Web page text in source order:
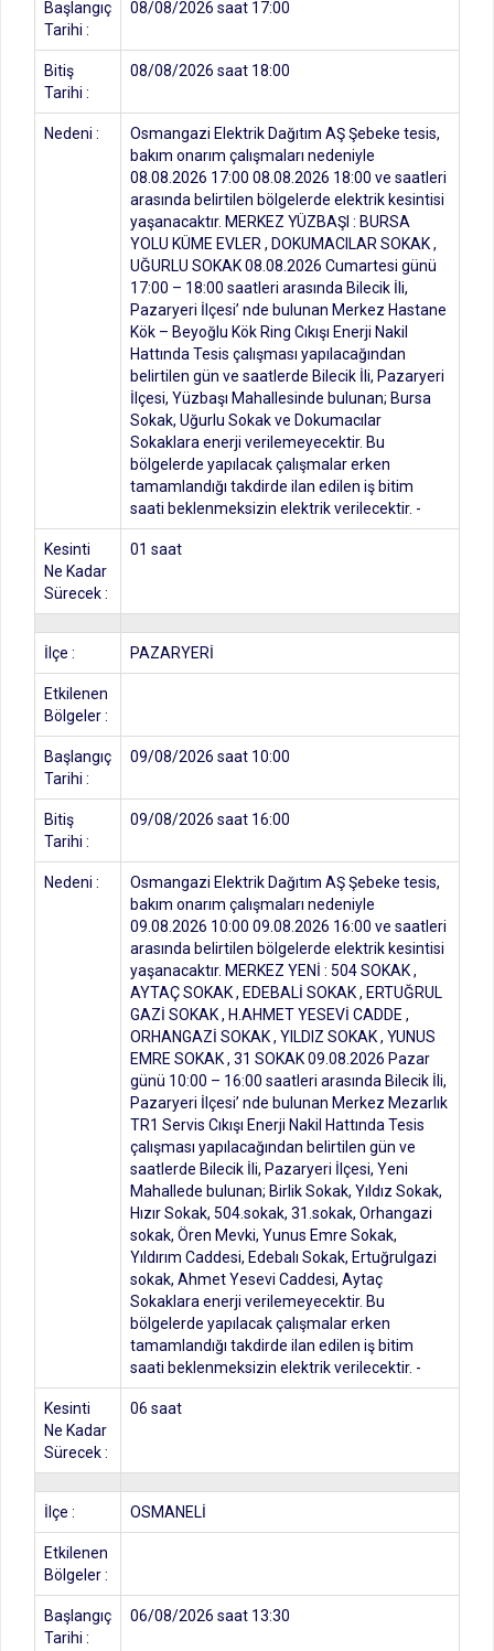
Başlangıç
Tarihi :
08/08/2026 saat 17:00
Bitiş
Tarihi :
08/08/2026 saat 18:00
Nedeni :
Osmangazi Elektrik Dağıtım AŞ Şebeke tesis,
bakım onarım çalışmaları nedeniyle
08.08.2026 17:00 08.08.2026 18:00 ve saatleri
arasında belirtilen bölgelerde elektrik kesintisi
yaşanacaktır. MERKEZ YÜZBAŞI : BURSA
YOLU KÜME EVLER , DOKUMACILAR SOKAK ,
UĞURLU SOKAK 08.08.2026 Cumartesi günü
17:00 – 18:00 saatleri arasında Bilecik İli,
Pazaryeri İlçesi’ nde bulunan Merkez Hastane
Kök – Beyoğlu Kök Ring Cıkışı Enerji Nakil
Hattında Tesis çalışması yapılacağından
belirtilen gün ve saatlerde Bilecik İli, Pazaryeri
İlçesi, Yüzbaşı Mahallesinde bulunan; Bursa
Sokak, Uğurlu Sokak ve Dokumacılar
Sokaklara enerji verilemeyecektir. Bu
bölgelerde yapılacak çalışmalar erken
tamamlandığı takdirde ilan edilen iş bitim
saati beklenmeksizin elektrik verilecektir. -
Kesinti
Ne Kadar
Sürecek :
01 saat
İlçe : PAZARYERİ
Etkilenen
Bölgeler :
Başlangıç
Tarihi :
09/08/2026 saat 10:00
Bitiş
Tarihi :
09/08/2026 saat 16:00
Nedeni :
Osmangazi Elektrik Dağıtım AŞ Şebeke tesis,
bakım onarım çalışmaları nedeniyle
09.08.2026 10:00 09.08.2026 16:00 ve saatleri
arasında belirtilen bölgelerde elektrik kesintisi
yaşanacaktır. MERKEZ YENİ : 504 SOKAK ,
AYTAÇ SOKAK , EDEBALİ SOKAK , ERTUĞRUL
GAZİ SOKAK , H.AHMET YESEVİ CADDE ,
ORHANGAZİ SOKAK , YILDIZ SOKAK , YUNUS
EMRE SOKAK , 31 SOKAK 09.08.2026 Pazar
günü 10:00 – 16:00 saatleri arasında Bilecik İli,
Pazaryeri İlçesi’ nde bulunan Merkez Mezarlık
TR1 Servis Cıkışı Enerji Nakil Hattında Tesis
çalışması yapılacağından belirtilen gün ve
saatlerde Bilecik İli, Pazaryeri İlçesi, Yeni
Mahallede bulunan; Birlik Sokak, Yıldız Sokak,
Hızır Sokak, 504.sokak, 31.sokak, Orhangazi
sokak, Ören Mevki, Yunus Emre Sokak,
Yıldırım Caddesi, Edebalı Sokak, Ertuğrulgazi
sokak, Ahmet Yesevi Caddesi, Aytaç
Sokaklara enerji verilemeyecektir. Bu
bölgelerde yapılacak çalışmalar erken
tamamlandığı takdirde ilan edilen iş bitim
saati beklenmeksizin elektrik verilecektir. -
Kesinti
Ne Kadar
Sürecek :
06 saat
İlçe : OSMANELİ
Etkilenen
Bölgeler :
Başlangıç
Tarihi :
06/08/2026 saat 13:30